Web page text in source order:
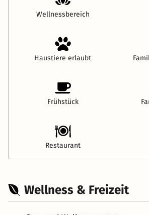
Wellnessbereich
Haustiere erlaubt
Frühstück
Restaurant
Wellness & Freizeit